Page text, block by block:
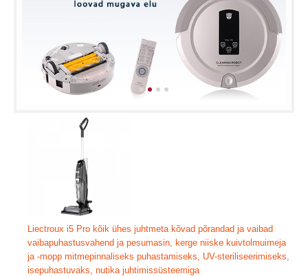
Liectroux i5 Pro kõik ühes juhtmeta kõvad põrandad ja vaibad
vaibapuhastusvahend ja pesumasin, kerge niiske kuivtolmuimeja
ja -mopp mitmepinnaliseks puhastamiseks, UV-steriliseerimiseks,
isepuhastuvaks, nutika juhtimissüsteemiga